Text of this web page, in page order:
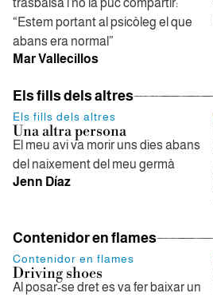
trasbalsa i no la puc compartir:
“Estem portant al psicòleg el que
abans era normal”
Mar Vallecillos
Els fills dels altres
Els fills dels altres
Una altra persona
El meu avi va morir uns dies abans
del naixement del meu germà
Jenn Díaz
Contenidor en flames
Contenidor en flames
Driving shoes
Al posar-se dret es va fer baixar un